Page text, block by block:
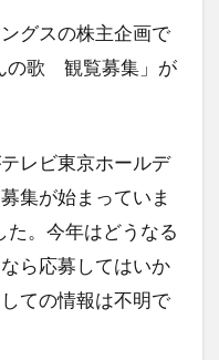
グスの株主企画で
の歌 観覧募集」が
レビ東京ホールデ
集が始まっていま
た。今年はどうなる
ら応募してはいか
ての情報は不明で